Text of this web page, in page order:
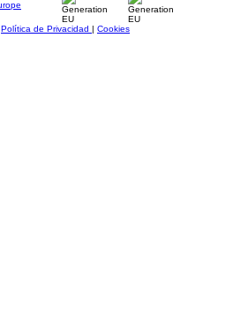
Política de Privacidad | Cookies